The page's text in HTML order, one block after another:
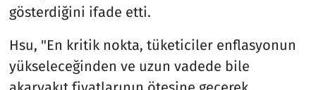
gösterdiğini ifade etti.
Hsu, "En kritik nokta, tüketiciler enflasyonun
yükseleceğinden ve uzun vadede bile